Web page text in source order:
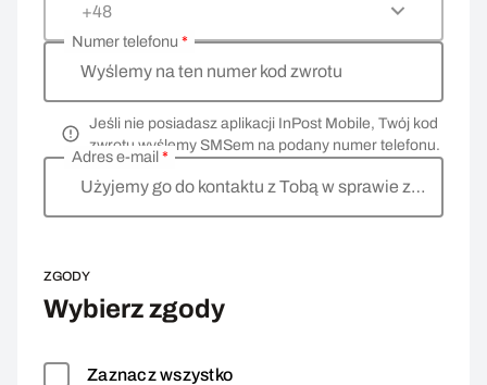
+48
Wyślemy na ten numer kod zwrotu
Numer telefonu *
Jeśli nie posiadasz aplikacji InPost Mobile, Twój kod
zwrotu wyślemy SMSem na podany numer telefonu.
Użyjemy go do kontaktu z Tobą w sprawie zwrotu
Adres e-mail *
ZGODY
Wybierz zgody
Zaznacz wszystko